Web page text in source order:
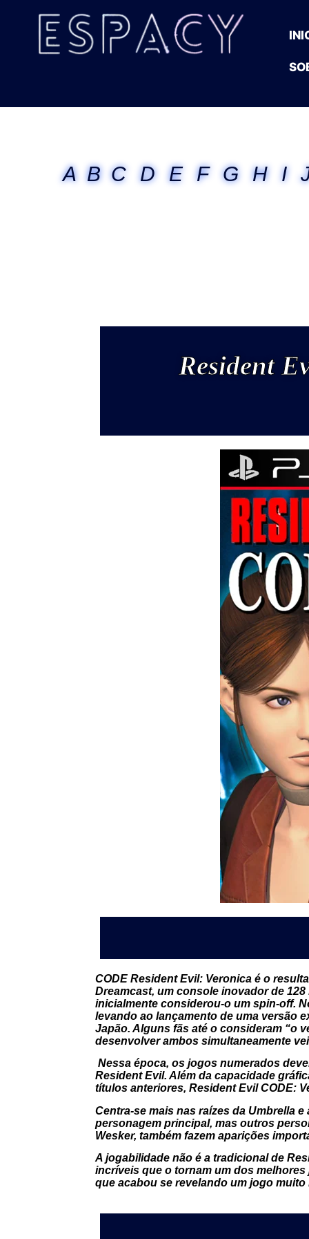
A B C D E F G H I
Resident
CODE Resident Evil: Veronica é o
Dreamcast, um console inovador de
inicialmente considerou-o um spin-off.
levando ao lançamento de uma versão
Japão. Alguns fãs até o consideram “o
desenvolver ambos simultaneamente
Nessa época, os jogos numerados
Resident Evil. Além da capacidade
títulos anteriores, Resident Evil CODE:
Centra-se mais nas raízes da Umbrella
personagem principal, mas outros
Wesker, também fazem aparições
A jogabilidade não é a tradicional de
incríveis que o tornam um dos
que acabou se revelando um jogo